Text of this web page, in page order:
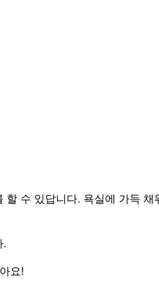
수 있답니다. 욕실에 가득 채
.
요!